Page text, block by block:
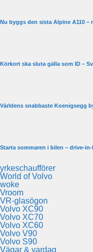
Nu byggs den sista Alpine A110
Körkort ska sluta gälla som ID –
Världens snabbaste Koenigsegg
Starta sommaren i bilen – drive-
yrkeschaufförer
World of Volvo
woke
Vroom
VR-glasögon
Volvo XC90
Volvo XC70
Volvo XC60
Volvo V90
Volvo S90
Vägar & vardag